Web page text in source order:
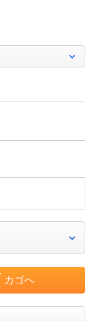
カゴへ